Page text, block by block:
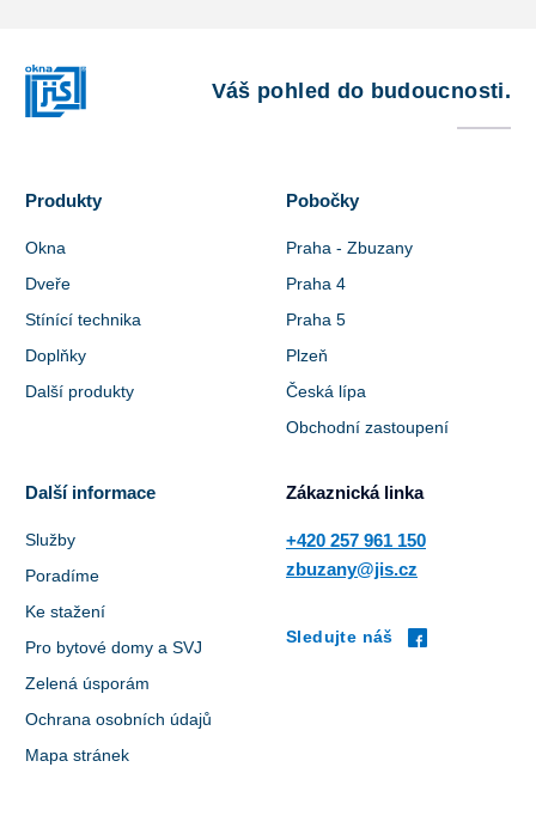
Váš pohled do budoucnosti.
Produkty
Okna
Dveře
Stínící technika
Doplňky
Další produkty
Pobočky
Praha - Zbuzany
Praha 4
Praha 5
Plzeň
Česká lípa
Obchodní zastoupení
Další informace
Služby
Poradíme
Ke stažení
Pro bytové domy a SVJ
Zelená úsporám
Ochrana osobních údajů
Mapa stránek
Zákaznická linka
+420 257 961 150
zbuzany@jis.cz
Sledujte náš